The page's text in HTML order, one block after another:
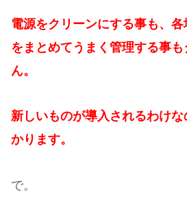
電源をクリーンにする事も、
をまとめてうまく管理する事
ん。
新しいものが導入されるわけ
かります。
で。